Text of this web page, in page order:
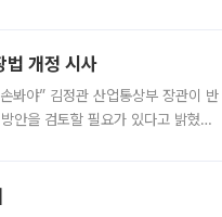
법 개정 시사
봐야” 김정관 산업통상부 장관이 반
안을 검토할 필요가 있다고 밝혔다.